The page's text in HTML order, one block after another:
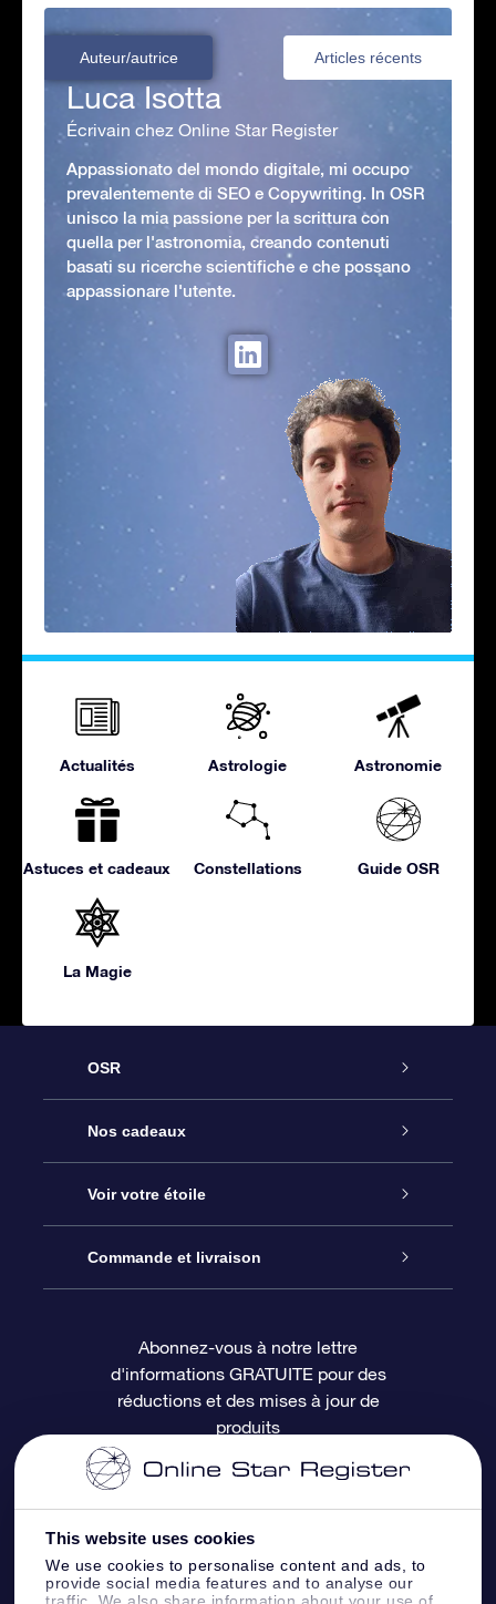
This website uses cookies
We use cookies to personalise content and ads, to
provide social media features and to analyse our
traffic. We also share information about your use of
Auteur/autrice Articles récents
Luca Isotta
Écrivain chez Online Star Register
Appassionato del mondo digitale, mi occupo
prevalentemente di SEO e Copywriting. In OSR
unisco la mia passione per la scrittura con
quella per l'astronomia, creando contenuti
basati su ricerche scientifiche e che possano
appassionare l'utente.
Actualités Astrologie Astronomie
Astuces et cadeaux Constellations Guide OSR
La Magie
OSR
Service
À propos de l’OSR
Nous contacter
Questions fréquemment posées
Revues
Nos cadeaux
Cadeau d’étoile en ligne
Coffret cadeau OSR
Carte cadeau OSR
Voir votre étoile
Registre des étoiles
Page d’accueil personnalisée
Appli Voler vers les étoiles
Commande et livraison
Informations de paiement
Informations d’expédition
Politique de retour
Constellations
Abonnez-vous à notre lettre
d'informations GRATUITE pour des
réductions et des mises à jour de
produits